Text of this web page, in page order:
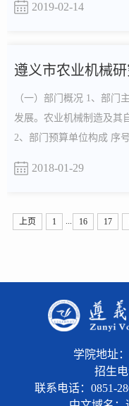
2019-02-14
（一）部门概况 1、部门
发展。农业机械制造及其
2、部门预算单位构成 序
2018-01-29
上页 1 ... 16 17
学院地址
招生电
联系电话：0851-